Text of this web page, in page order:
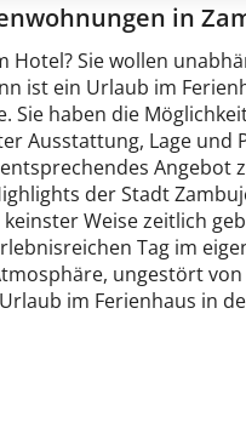
in
Hotel? Sie wollen
ist ein Urlaub im
Sie haben die
Ausstattung, Lage und
Angebot
der Stadt
Weise zeitlich
Tag im
ungestört
im Ferienhaus in